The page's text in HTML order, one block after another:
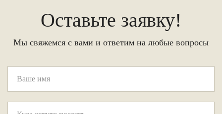
Оставьте заявку!
Мы свяжемся с вами и ответим на любые вопросы